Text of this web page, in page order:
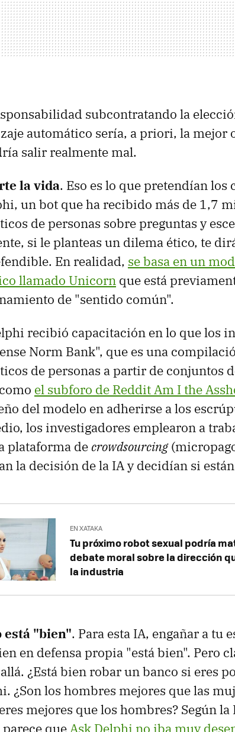
subcontratando la
automático sería, a priori, la mejor
salir realmente mal.
la vida. Eso es lo que pretendían los
un bot que ha recibido más de 1,7
de personas sobre preguntas y
si le planteas un dilema ético, te
En realidad, se basa en un
llamado Unicorn que está
de "sentido común".
recibió capacitación en lo que los
Norm Bank", que es una
de personas a partir de conjuntos
el subforo de Reddit Am I the
del modelo en adherirse a los
los investigadores emplearon a
plataforma de crowdsourcing
la decisión de la IA y decidían si
EN XATAKA
Tu próximo robot sexual podría
debate moral sobre la dirección
la industria
está "bien". Para esta IA, engañar a tu
en defensa propia "está bien". Pero
¿Está bien robar un banco si eres
¿Son los hombres mejores que las
mejores que los hombres? Según la
que Ask Delphi no iba muy